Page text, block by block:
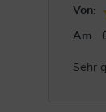
Von:
Am:
Sehr